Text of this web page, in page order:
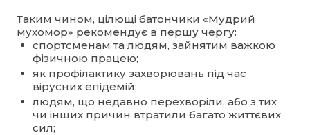
Таким чином, цілющі батончики «Мудрий
мухомор» рекомендує в першу чергу:
спортсменам та людям, зайнятим важкою
фізичною працею;
як профілактику захворювань під час
вірусних епідемій;
людям, що недавно перехворіли, або з тих
чи інших причин втратили багато життєвих
сил;